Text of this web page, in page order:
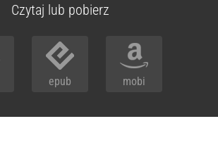
Czytaj lub pobierz
epub mobi